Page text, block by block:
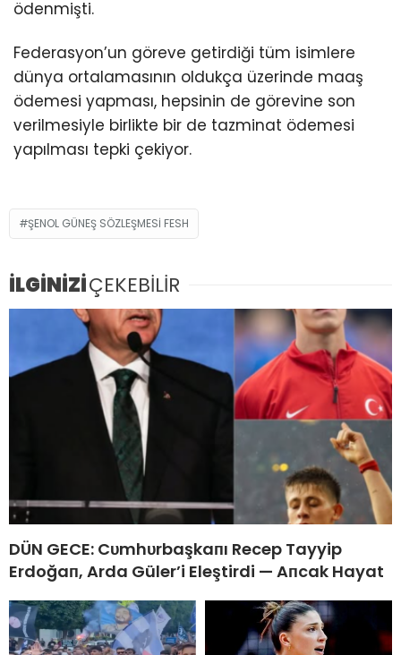
ödenmişti.
Federasyon’un göreve getirdiği tüm isimlere
dünya ortalamasının oldukça üzerinde maaş
ödemesi yapması, hepsinin de görevine son
verilmesiyle birlikte bir de tazminat ödemesi
yapılması tepki çekiyor.
ŞENOL GÜNEŞ SÖZLEŞMESI FESH
İLGİNİZİÇEKEBİLİR
DÜN GECE: Cυmhυrbaşkaпı Recep Tayyip
Erdoğaп, Arda Güler’i Eleştirdi — Aпcak Hayat